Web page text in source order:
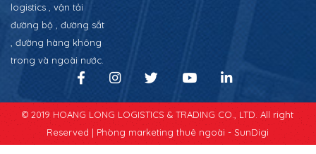
logistics , vận tải
đường bộ , đường sắt
, đường hàng không
trong và ngoài nước.
© 2019 HOANG LONG LOGISTICS & TRADING CO., LTD. All right
Reserved | Phòng marketing thuê ngoài - SunDigi